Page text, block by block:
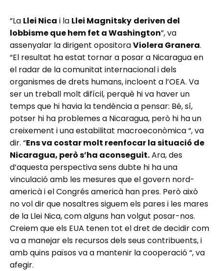
“La Llei Nica i la Llei Magnitsky deriven del
lobbisme que hem fet a Washington”, va
assenyalar la dirigent opositoraViolera Granera.
“El resultat ha estat tornar a posar a Nicaragua en
el radar de la comunitat internacional i dels
organismes de drets humans, incloent a l’OEA. Va
ser un treball molt difícil, perquè hi va haver un
temps que hi havia la tendència a pensar: Bé, sí,
potser hi ha problemes a Nicaragua, però hi ha un
creixement i una estabilitat macroeconòmica “, va
dir. “Ens va costar molt reenfocar la situació de
Nicaragua, però s’ha aconseguit.Ara, des
d’aquesta perspectiva sens dubte hi ha una
vinculació amb les mesures que el govern nord-
americà i el Congrés americà han pres. Però això
no vol dir que nosaltres siguem els pares i les mares
de la Llei Nica, com alguns han volgut posar-nos.
Creiem que els EUA tenen tot el dret de decidir com
va a manejar els recursos dels seus contribuents, i
amb quins països va a mantenir la cooperació “, va
afegir.